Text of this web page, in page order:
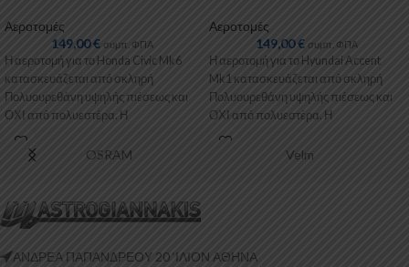
Αεροτομές
149,00€ συμπ. ΦΠΑ
Η αεροτομή για το Honda Civic Mk6
κατασκευάζεται από σκληρή
Πολυουρεθάνη υψηλής πιέσεως και
ΟΧΙ από πολυεστέρα. Η
Πολυουρεθάνη είναι
Αεροτομές
149,00€ συμπ. ΦΠΑ
Η αεροτομή για το Hyundai Accent
Mk1 κατασκευάζεται από σκληρή
Πολυουρεθάνη υψηλής πιέσεως και
ΟΧΙ από πολυεστέρα. Η
Πολυουρεθάνη είναι
OSRAM Velm
ΑΝΔΡΕΑ ΠΑΠΑΝΔΡΕΟΥ 20 ‘ΙΛΙΟΝ ΑΘΗΝΑ